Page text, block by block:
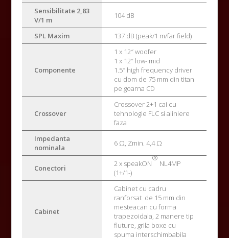
Sensibilitate 2,83
V/1 m
104 dB
SPL Maxim 137 dB (peak/1 m/far field)
Componente
1 x 12″ woofer
1 x 12″ low- mid
1.5″ high frequency driver
cu dom de 75 mm din titan
pe goarna CD
Crossover
Crossover 2+1 cai cu
tehnologie FLC si aliniere
faza
Impedanta
nominala
6 Ω, Zmin. 4,4 Ω
Conectori 2 x speakON
®
NL4MP
(1+/1-)
Cabinet
Cabinet cu cadru
ranforsat de 15 mm din
mesteacan cu forma
trapezoidala, 2 manere tip
fluture, grila boxe cu
spuma interschimbabila